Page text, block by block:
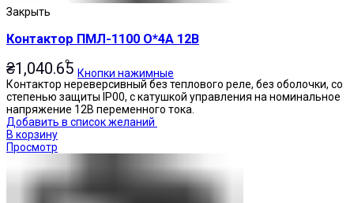
Кнопки нажимные
Закрыть
Контактор ПМЛ-1100 О*4А 12В
₴1,040.65
Контактор нереверсивный без теплового реле, без оболочки, со
степенью защиты IP00, с катушкой управления на номинальное
напряжение 12В переменного тока.
Добавить в список желаний
В корзину
Просмотр